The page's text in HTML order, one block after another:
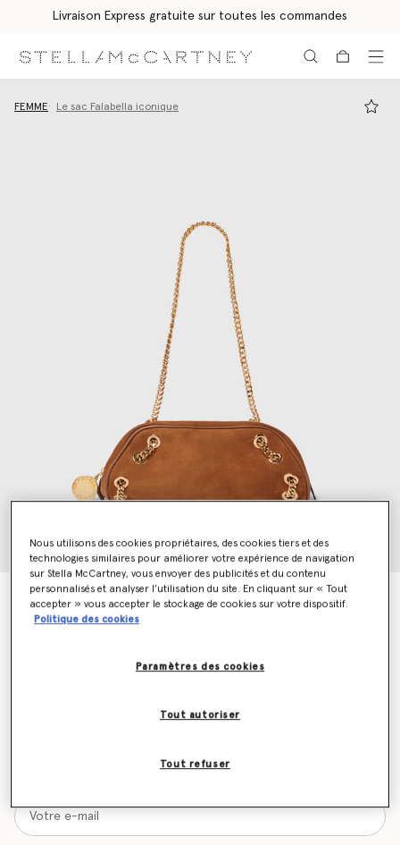
Livraison Express gratuite sur toutes les commandes
FEMME Le sac Falabella iconique
Sac bowling porte epaule Falabella
€995.00
Soyez informé(e) en priorité du retour en stock
Nous utilisons des cookies propriétaires, des cookies tiers et des
technologies similaires pour améliorer votre expérience de navigation
sur Stella McCartney, vous envoyer des publicités et du contenu
personnalisés et analyser l’utilisation du site. En cliquant sur « Tout
accepter » vous accepter le stockage de cookies sur votre dispositif.
Politique des cookies
Paramètres des cookies
Tout refuser
Tout autoriser